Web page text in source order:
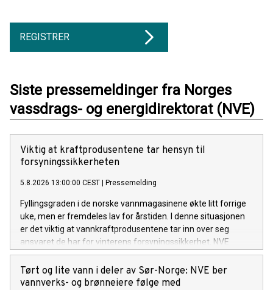
REGISTRER
Siste pressemeldinger fra Norges
vassdrags- og energidirektorat (NVE)
Viktig at kraftprodusentene tar hensyn til
forsyningssikkerheten
5.8.2026 13:00:00 CEST | Pressemelding
Fyllingsgraden i de norske vannmagasinene økte litt forrige
uke, men er fremdeles lav for årstiden. I denne situasjonen
er det viktig at vannkraftprodusentene tar inn over seg
ansvaret de har for vinterens forsyningssikkerhet. NVE
følger utviklingen av kraftsituasjonen, i tett dialog med
Statnett. Om nødvendig vil NVE innføre en
rapporteringsordning for kraftprodusentene.
Tørt og lite vann i deler av Sør-Norge: NVE ber
vannverks- og brønneiere følge med